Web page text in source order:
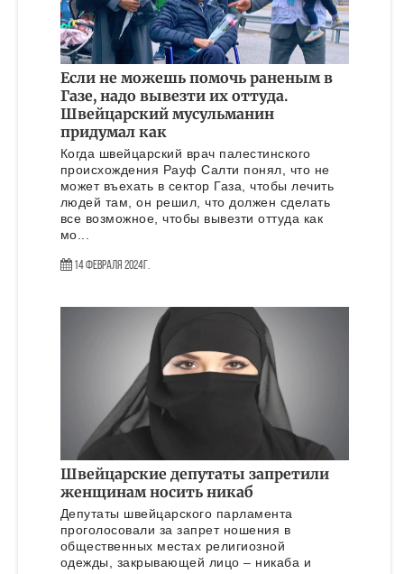
Если не можешь помочь раненым в
Газе, надо вывезти их оттуда.
Швейцарский мусульманин
придумал как
Когда швейцарский врач палестинского
происхождения Рауф Салти понял, что не
может въехать в сектор Газа, чтобы лечить
людей там, он решил, что должен сделать
все возможное, чтобы вывезти оттуда как
мо...
14 Февраля 2024г.
Швейцарские депутаты запретили
женщинам носить никаб
Депутаты швейцарского парламента
проголосовали за запрет ношения в
общественных местах религиозной
одежды, закрывающей лицо – никаба и